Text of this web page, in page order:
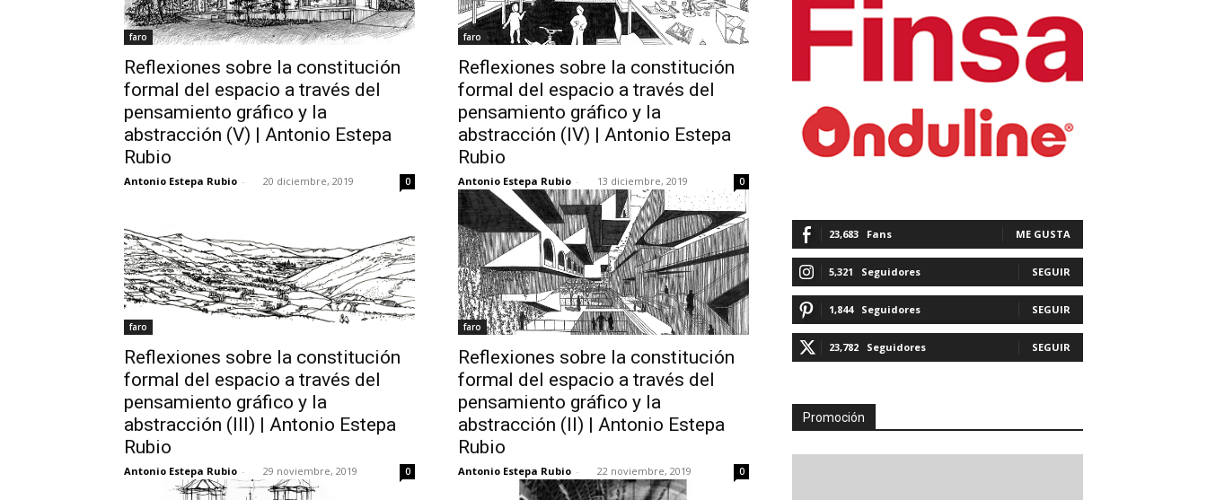
faro
Reflexiones sobre la constitución
formal del espacio a través del
pensamiento gráfico y la
abstracción (V) | Antonio Estepa
Rubio
Antonio Estepa Rubio - 20 diciembre, 2019 0
faro
Reflexiones sobre la constitución
formal del espacio a través del
pensamiento gráfico y la
abstracción (IV) | Antonio Estepa
Rubio
Antonio Estepa Rubio - 13 diciembre, 2019 0
faro
Reflexiones sobre la constitución
formal del espacio a través del
pensamiento gráfico y la
abstracción (III) | Antonio Estepa
Rubio
Antonio Estepa Rubio - 29 noviembre, 2019 0
faro
Reflexiones sobre la constitución
formal del espacio a través del
pensamiento gráfico y la
abstracción (II) | Antonio Estepa
Rubio
Antonio Estepa Rubio - 22 noviembre, 2019 0
23,683 Fans ME GUSTA
5,321 Seguidores SEGUIR
1,844 Seguidores SEGUIR
23,782 Seguidores SEGUIR
Promoción